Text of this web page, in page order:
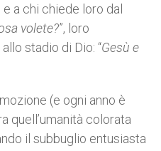
a chi chiede loro dal
volete?”, loro
stadio di Dio: “Gesù e
(e ogni anno è
quell’umanità colorata
il subbuglio entusiasta